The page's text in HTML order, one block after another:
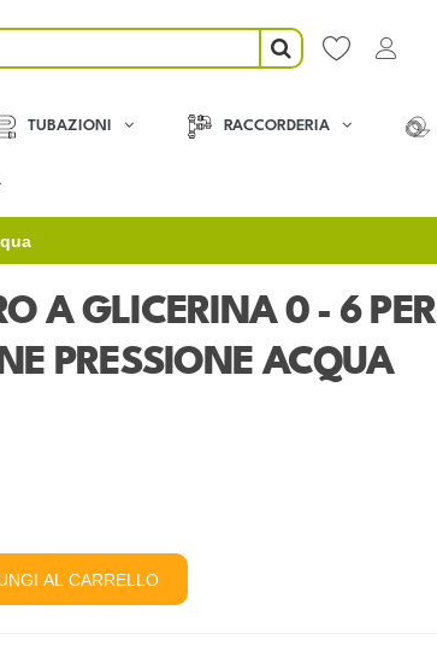
TUBAZIONI RACCORDERIA
A GLICERINA 0 - 6 PER
PRESSIONE ACQUA
AL CARRELLO